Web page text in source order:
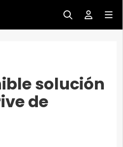
solución
de